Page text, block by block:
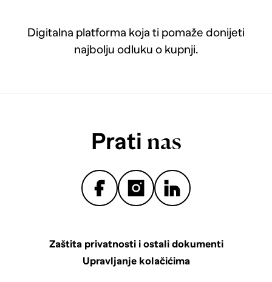
Digitalna platforma koja ti pomaže donijeti
najbolju odluku o kupnji.
Prati nas
Zaštita privatnosti i ostali dokumenti
Upravljanje kolačićima